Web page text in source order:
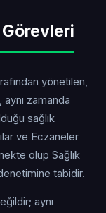
yönetilen,
aynı zamanda
sağlık
ve Eczaneler
olup Sağlık
tabidir.
aynı